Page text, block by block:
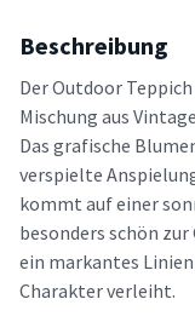
Beschreibung
Der Outdoor
Mischung aus
Das grafische
verspielte
kommt auf einer
besonders schön
ein markantes
Charakter verleiht.